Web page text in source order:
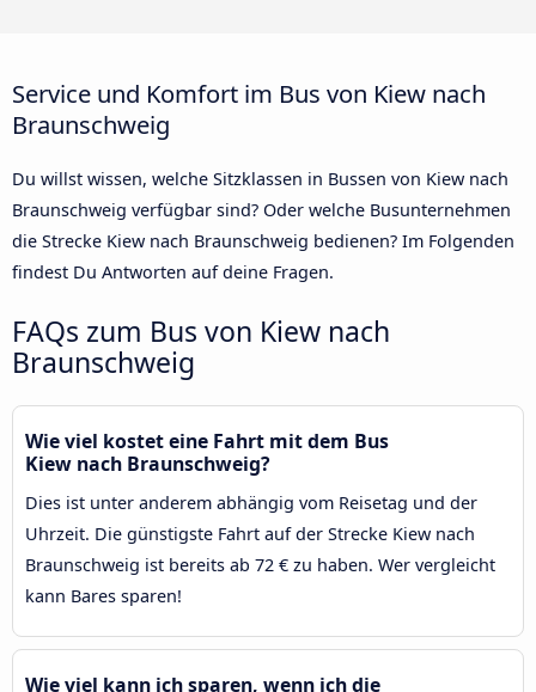
Service und Komfort im Bus von Kiew nach
Braunschweig
Du willst wissen, welche Sitzklassen in Bussen von Kiew nach
Braunschweig verfügbar sind? Oder welche Busunternehmen
die Strecke Kiew nach Braunschweig bedienen? Im Folgenden
findest Du Antworten auf deine Fragen.
FAQs zum Bus von Kiew nach
Braunschweig
Wie viel kostet eine Fahrt mit dem Bus
Kiew nach Braunschweig?
Dies ist unter anderem abhängig vom Reisetag und der
Uhrzeit. Die günstigste Fahrt auf der Strecke Kiew nach
Braunschweig ist bereits ab 72 € zu haben. Wer vergleicht
kann Bares sparen!
Wie viel kann ich sparen, wenn ich die